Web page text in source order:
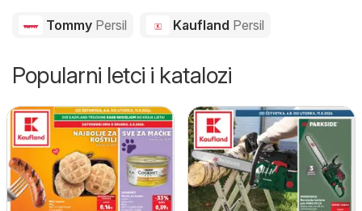
Tommy Persil Kaufland Persil
Popularni letci i katalozi